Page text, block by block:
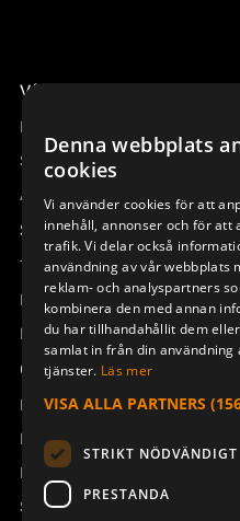
Våra radiostyrningar –
Remotus
Sesam
Access_Ctrl
Support
Teknisk support
Boka service
Manualer och
Om Åkerströms
Kontakt
Nyheter
Pressrum
Säkerhet och direktiv
Denna webbplats
cookies
Vi använder cookies för att
innehåll, annonser och för att
trafik. Vi delar också
användning av vår webbplats
reklam- och analyspartners
kombinera den med annan
du har tillhandahållit dem
samlat in från din användning
tjänster. Läs mer
VISA ALLA PARTNERS
STRIKT NÖDVÄNDIGT
PRESTANDA